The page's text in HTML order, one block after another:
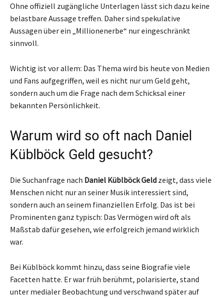
Ohne offiziell zugängliche Unterlagen lässt sich dazu keine
belastbare Aussage treffen. Daher sind spekulative
Aussagen über ein „Millionenerbe“ nur eingeschränkt
sinnvoll.
Wichtig ist vor allem: Das Thema wird bis heute von Medien
und Fans aufgegriffen, weil es nicht nur um Geld geht,
sondern auch um die Frage nach dem Schicksal einer
bekannten Persönlichkeit.
Warum wird so oft nach Daniel
Küblböck Geld gesucht?
Die Suchanfrage nach Daniel Küblböck Geld zeigt, dass viele
Menschen nicht nur an seiner Musik interessiert sind,
sondern auch an seinem finanziellen Erfolg. Das ist bei
Prominenten ganz typisch: Das Vermögen wird oft als
Maßstab dafür gesehen, wie erfolgreich jemand wirklich
war.
Bei Küblböck kommt hinzu, dass seine Biografie viele
Facetten hatte. Er war früh berühmt, polarisierte, stand
unter medialer Beobachtung und verschwand später auf